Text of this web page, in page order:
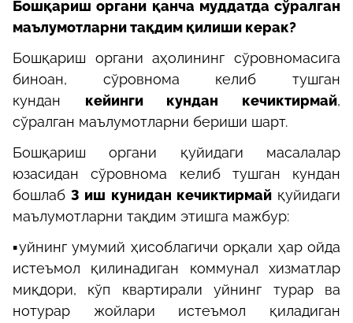
Бошқариш органи қанча муддатда сўралган
маълумотларни тақдим қилиши керак?
Бошқариш органи аҳолининг сўровномасига
биноан, сўровнома келиб тушган
кундан кейинги кундан кечиктирмай,
сўралган маълумотларни бериши шарт.
Бошқариш органи қуйидаги масалалар
юзасидан сўровнома келиб тушган кундан
бошлаб3 иш кунидан кечиктирмайқуйидаги
маълумотларни тақдим этишга мажбур:
▪️уйнинг умумий ҳисоблагичи орқали ҳар ойда
истеъмол қилинадиган коммунал хизматлар
миқдори, кўп квартирали уйнинг турар ва
нотурар жойлари истеъмол қиладиган